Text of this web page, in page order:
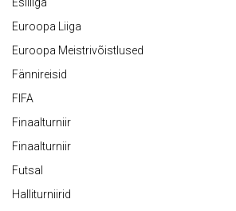
Esiliiga
Euroopa Liiga
Euroopa Meistrivõistlused
Fännireisid
FIFA
Finaalturniir
Finaalturniir
Futsal
Halliturniirid